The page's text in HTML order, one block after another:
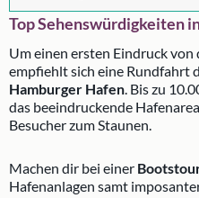
Top Sehenswürdigkeiten
Um einen ersten Eindruck von
empfiehlt sich eine Rundfahrt
Hamburger Hafen. Bis zu
das beeindruckende
Besucher zum Staunen.
Machen dir bei einer
Hafenanlagen samt